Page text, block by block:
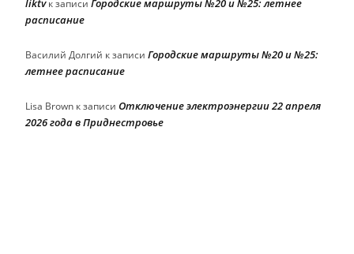
liktvк записи Городские маршруты №20 и №25: летнее
расписание
Василий Долгий к записи Городские маршруты №20 и №25:
летнее расписание
Lisa Brown к записи Отключение электроэнергии 22 апреля
2026 года в Приднестровье